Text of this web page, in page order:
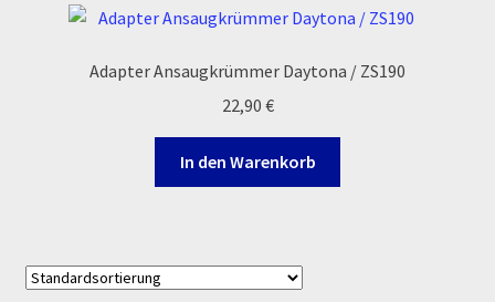
Kontakt
Adapter Ansaugkrümmer Daytona / ZS190
22,90 €
In den Warenkorb